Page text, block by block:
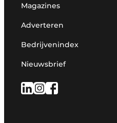
Magazines
Adverteren
Bedrijvenindex
Nieuwsbrief